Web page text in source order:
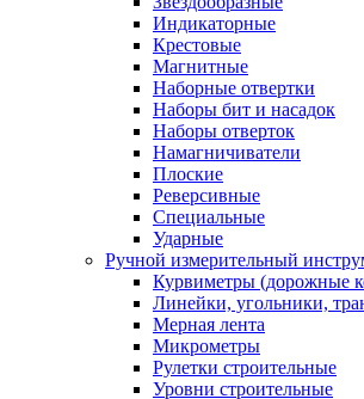
Индикаторные
Крестовые
Магнитные
Наборные отвертки
Наборы бит и насадок
Наборы отверток
Намагничиватели
Плоские
Реверсивные
Специальные
Ударные
Ручной измерительный
Курвиметры (дорожные
Линейки, угольники,
Мерная лента
Микрометры
Рулетки строительные
Уровни строительные